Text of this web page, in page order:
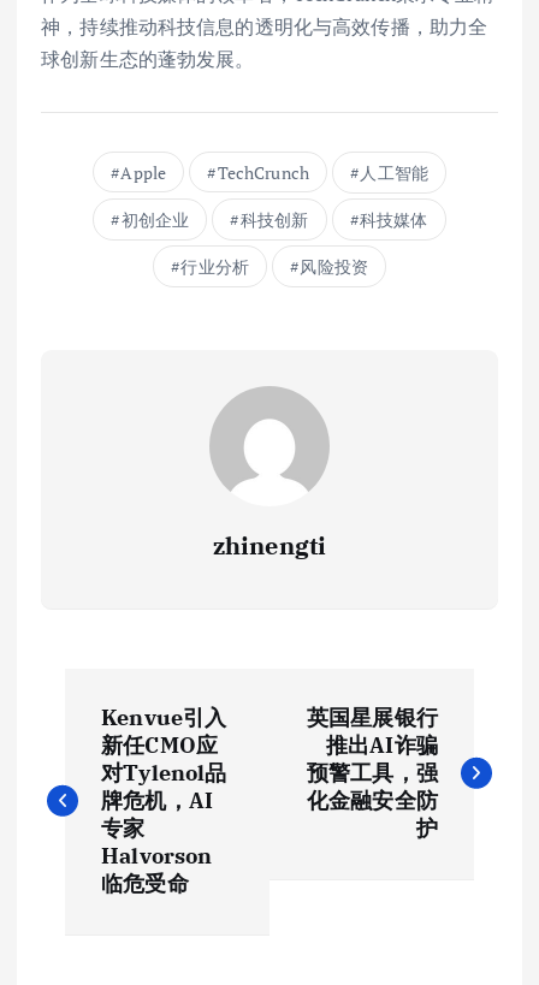
神，持续推动科技信息的透明化与高效传播，助力全
球创新生态的蓬勃发展。
Apple TechCrunch 人工智能
初创企业 科技创新 科技媒体
行业分析 风险投资
zhinengti
导
Kenvue引入
新任CMO应
对Tylenol品
牌危机，AI
专家
Halvorson
临危受命
英国星展银行
推出AI诈骗
预警工具，强
化金融安全防
护